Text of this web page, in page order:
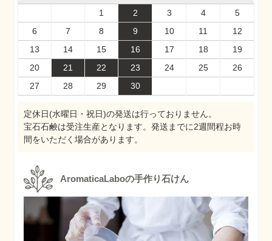
1
2 3 4
5
6
7 8 9 10 11
12
13
14 15 16 17 18
19
20
21 22 23 24 25
26
27
28 29 30
定休日(水曜日・祝日)の発送は行っておりません。
宝石石鹸は受注生産となります。発送までに2週間程お時
間をいただく場合があります。
AromaticaLaboの手作り石けん